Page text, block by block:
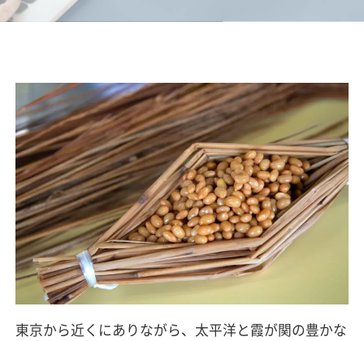
東京から近くにありながら、太平洋と霞が関の豊かな